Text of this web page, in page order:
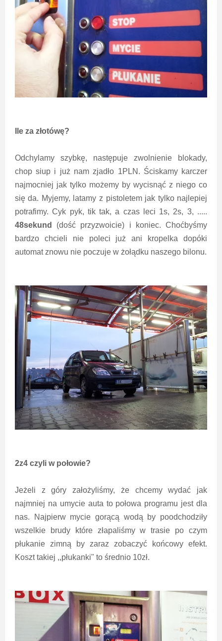
Ile za złotówę?
Odchylamy szybkę, następuje zwolnienie blokady,
chop siup i już nam zjadło 1PLN. Ściskamy karczer
najmocniej jak tylko możemy by wycisnąć z niego co
się da. Myjemy, latamy z pistoletem jak tylko najlepiej
potrafimy. Cyk pyk, tik tak, a czas leci 1s, 2s, 3, .....
48sekund (dość przyzwoicie) i koniec. Choćbyśmy
bardzo chcieli nie poleci już ani kropelka dopóki
automat znowu nie poczuje w żołądku naszego bilonu.
2z4 czyli w połowie?
Jeżeli z góry założyliśmy, że chcemy wydać jak
najmniej na umycie auta to połowa programu jest dla
nas. Najpierw mycie gorącą wodą by poodchodziły
wszelkie brudy które złapaliśmy w trasie po czym
płukanie zimną by zaraz zobaczyć końcowy efekt.
Koszt takiej ,,płukanki" to średnio 10zł.